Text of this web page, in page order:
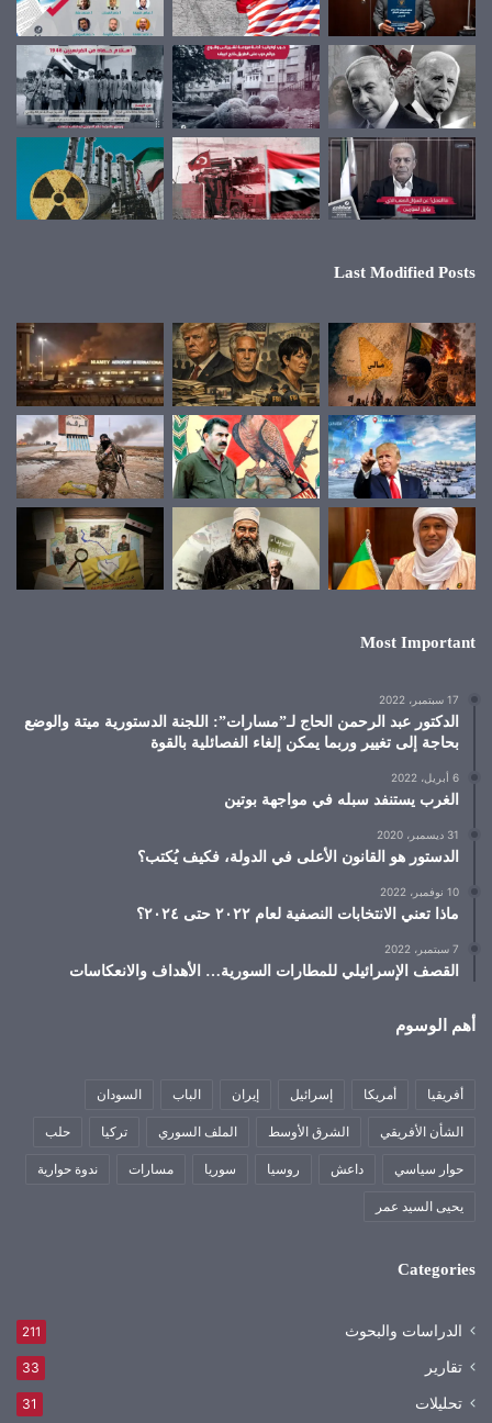
Last Modified Posts
Most Important
17 سبتمبر، 2022
الدكتور عبد الرحمن الحاج لـ”مسارات”: اللجنة الدستورية ميتة والوضع
بحاجة إلى تغيير وربما يمكن إلغاء الفصائلية بالقوة
6 أبريل، 2022
الغرب يستنفد سبله في مواجهة بوتين
31 ديسمبر، 2020
الدستور هو القانون الأعلى في الدولة، فكيف يُكتب؟
10 نوفمبر، 2022
ماذا تعني الانتخابات النصفية لعام ٢٠٢٢ حتى ٢٠٢٤؟
7 سبتمبر، 2022
القصف الإسرائيلي للمطارات السورية… الأهداف والانعكاسات
أهم الوسوم
أفريقيا أمريكا إسرائيل إيران الباب السودان
الشأن الأفريقي الشرق الأوسط الملف السوري تركيا حلب
حوار سياسي داعش روسيا سوريا مسارات ندوة حوارية
يحيى السيد عمر
Categories
الدراسات والبحوث 211
تقارير 33
تحليلات 31